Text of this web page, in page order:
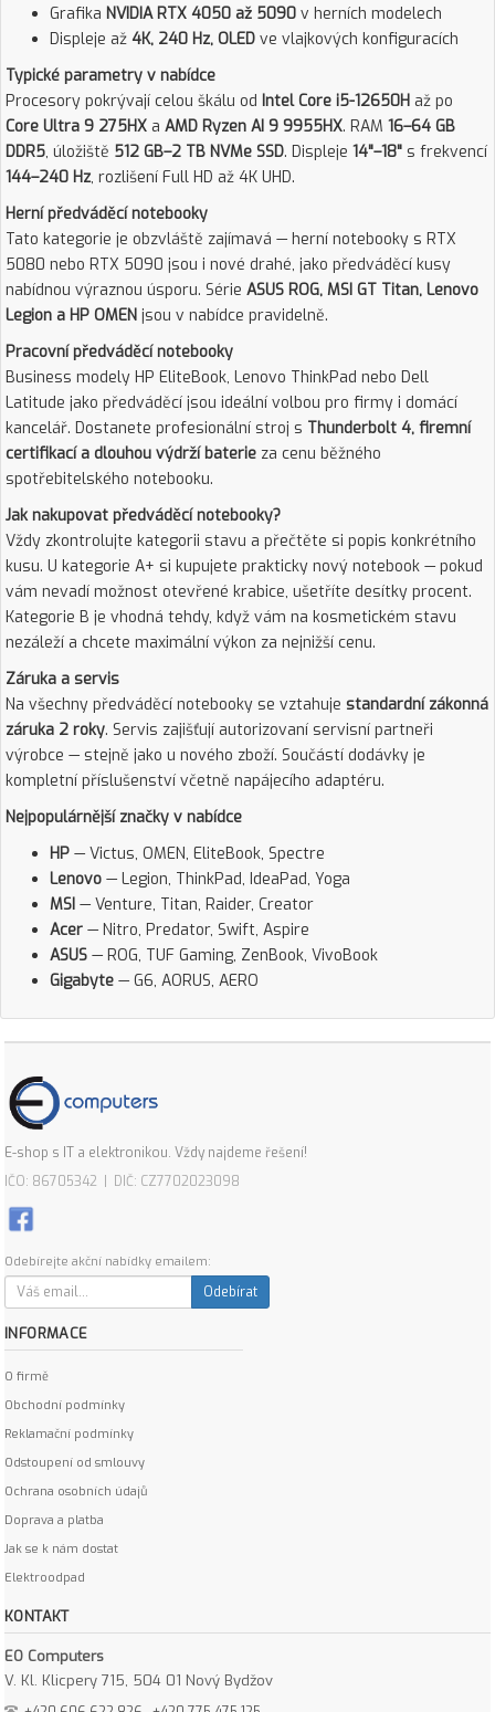
Grafika NVIDIA RTX 4050 až 5090 v herních modelech
Displeje až 4K, 240 Hz, OLED ve vlajkových konfiguracích
Typické parametry v nabídce
Procesory pokrývají celou škálu od Intel Core i5-12650H až po
Core Ultra 9 275HX a AMD Ryzen AI 9 9955HX. RAM 16–64 GB
DDR5, úložiště 512 GB–2 TB NVMe SSD. Displeje 14"–18" s frekvencí
144–240 Hz, rozlišení Full HD až 4K UHD.
Herní předváděcí notebooky
Tato kategorie je obzvláště zajímavá — herní notebooky s RTX
5080 nebo RTX 5090 jsou i nové drahé, jako předváděcí kusy
nabídnou výraznou úsporu. Série ASUS ROG, MSI GT Titan, Lenovo
Legion a HP OMEN jsou v nabídce pravidelně.
Pracovní předváděcí notebooky
Business modely HP EliteBook, Lenovo ThinkPad nebo Dell
Latitude jako předváděcí jsou ideální volbou pro firmy i domácí
kancelář. Dostanete profesionální stroj s Thunderbolt 4, firemní
certifikací a dlouhou výdrží baterie za cenu běžného
spotřebitelského notebooku.
Jak nakupovat předváděcí notebooky?
Vždy zkontrolujte kategorii stavu a přečtěte si popis konkrétního
kusu. U kategorie A+ si kupujete prakticky nový notebook — pokud
vám nevadí možnost otevřené krabice, ušetříte desítky procent.
Kategorie B je vhodná tehdy, když vám na kosmetickém stavu
nezáleží a chcete maximální výkon za nejnižší cenu.
Záruka a servis
Na všechny předváděcí notebooky se vztahuje standardní zákonná
záruka 2 roky. Servis zajišťují autorizovaní servisní partneři
výrobce — stejně jako u nového zboží. Součástí dodávky je
kompletní příslušenství včetně napájecího adaptéru.
Nejpopulárnější značky v nabídce
HP — Victus, OMEN, EliteBook, Spectre
Lenovo — Legion, ThinkPad, IdeaPad, Yoga
MSI — Venture, Titan, Raider, Creator
Acer — Nitro, Predator, Swift, Aspire
ASUS — ROG, TUF Gaming, ZenBook, VivoBook
Gigabyte — G6, AORUS, AERO
E-shop s IT a elektronikou. Vždy najdeme řešení!
IČO: 86705342 | DIČ: CZ7702023098
Odebírejte akční nabídky emailem:
Odebírat
INFORMACE
O firmě
Obchodní podmínky
Reklamační podmínky
Odstoupení od smlouvy
Ochrana osobních údajů
Doprava a platba
Jak se k nám dostat
Elektroodpad
KONTAKT
EO Computers
V. Kl. Klicpery 715, 504 01 Nový Bydžov